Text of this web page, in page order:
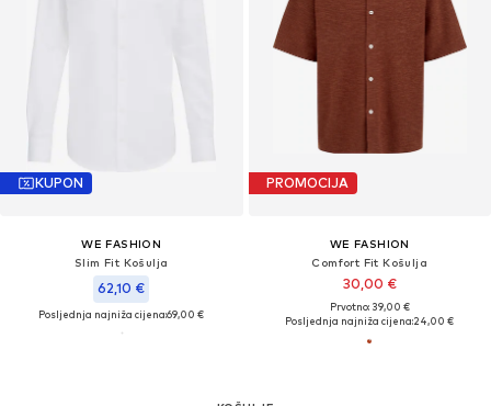
KUPON
WE FASHION
Slim Fit Košulja
62,10 €
Posljednja najniža cijena:69,00 €
PROMOCIJA
WE FASHION
Comfort Fit Košulja
30,00 €
Prvotno: 39,00 €
Posljednja najniža cijena:24,00 €